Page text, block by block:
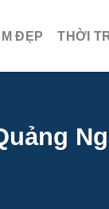
ĐẸP THỜI